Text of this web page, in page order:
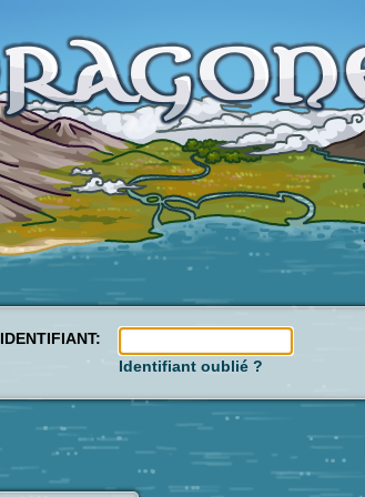
IDENTIFIANT:
Identifiant oublié ?